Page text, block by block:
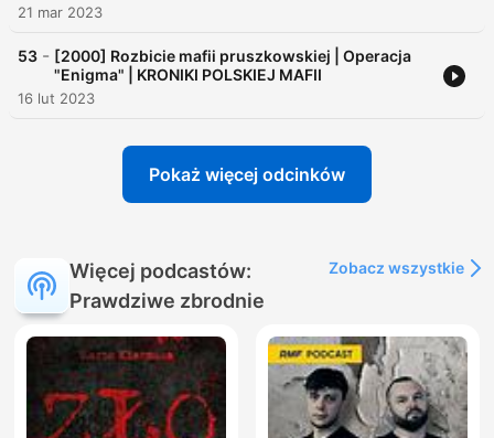
21 mar 2023
53 - [2000] Rozbicie mafii pruszkowskiej | Operacja
"Enigma" | KRONIKI POLSKIEJ MAFII
16 lut 2023
Pokaż więcej odcinków
Więcej podcastów:
Prawdziwe zbrodnie
Zobacz wszystkie